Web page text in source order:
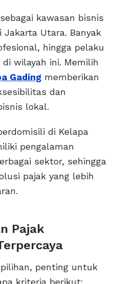
kawasan bisnis
Utara. Banyak
hingga pelaku
di wilayah ini. Memilih
Gading memberikan
dan
lokal.
di Kelapa
pengalaman
sektor, sehingga
pajak yang lebih
Pajak
penting untuk
kriteria berikut: